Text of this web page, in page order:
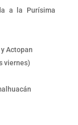
a la Purísima
Actopan
viernes)